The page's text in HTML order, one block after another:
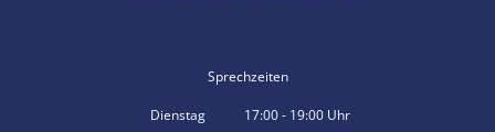
Sprechzeiten
Dienstag 17:00- 19:00 Uhr